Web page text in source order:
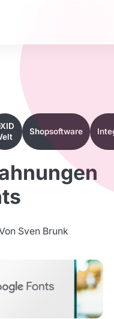
Shopsoftware
Sven Brunk